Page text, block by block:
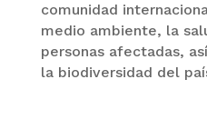
comunidad
medio ambiente, la
personas afectadas,
la biodiversidad del